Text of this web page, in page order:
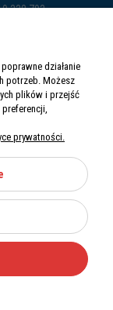
338 793
działanie
potrzeb. Możesz
plików i przejść
prywatności.